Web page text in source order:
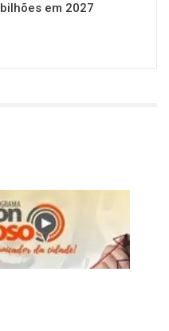
bilhões em 2027